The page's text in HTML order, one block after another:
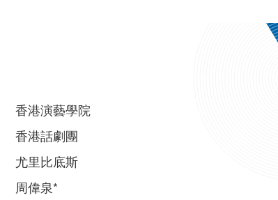
香港演藝學院
香港話劇團
尤里比底斯
周偉泉*